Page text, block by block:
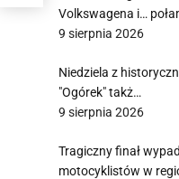
Volkswagena i…
9 sierpnia 2026
Niedziela z
"Ogórek" takż…
9 sierpnia 2026
Tragiczny finał
motocyklistów w